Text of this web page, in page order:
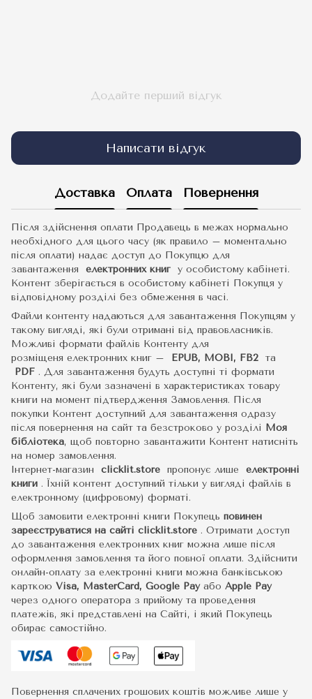
Додайте перший відгук
Написати відгук
Доставка Оплата Повернення
Після здійснення оплати Продавець в межах нормально
необхідного для цього часу (як правило – моментально
після оплати) надає доступ до Покупцю для
завантаження електронних книг у особистому кабінеті.
Контент зберігається в особистому кабінеті Покупця у
відповідному розділі без обмеження в часі.
Файли контенту надаються для завантаження Покупцям у
такому вигляді, які були отримані від правовласників.
Можливі формати файлів Контенту для
розміщеня електронних книг –
EPUB, MOBI, FB2 та
PDF . Для завантаження будуть доступні ті формати
Контенту, які були зазначені в характеристиках товару
книги на момент підтвердження Замовлення. Після
покупки Контент доступний для завантаження одразу
після повернення на сайт та безстроково у розділі Моя
бібліотека, щоб повторно завантажити Контент натисніть
на номер замовлення.
Інтернет-магазин clicklit.store пропонує лише електронні
книги . Їхній контент доступний тільки у вигляді файлів в
електронному (цифровому) форматі.
Щоб замовити електронні книги Покупець повинен
зареєструватися на сайті clicklit.store . Отримати доступ
до завантаження електронних книг можна лише після
оформлення замовлення та його повної оплати. Здійснити
онлайн-оплату за електронні книги можна банківською
карткою Visa, MasterCard, Google Pay або Apple Pay
через одного оператора з прийому та проведення
платежів, які представлені на Сайті, і який Покупець
обирає самостійно.
Повернення сплачених грошових коштів можливе лише у